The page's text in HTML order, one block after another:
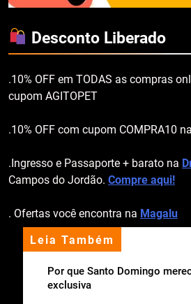
Leia Também
Por que Santo Domingo
exclusiva
Desconto Liberado
.10% OFF em TODAS as compras
cupom AGITOPET
.10% OFF com cupom COMPRA10 na
.Ingresso e Passaporte + barato na
Campos do Jordão. Compre aqui!
. Ofertas você encontra na Magalu
apoio